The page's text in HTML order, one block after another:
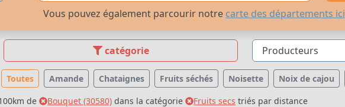
Vous pouvez également parcourir notre carte des départements ici
catégorie
Toutes Amande Chataignes Fruits séchés Noisette Noix de cajou
de
Bouquet (30580) dans la catégorie Fruits secs triés par distance